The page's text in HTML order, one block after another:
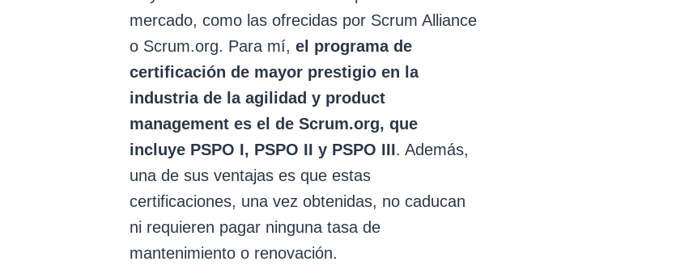
mercado, como las ofrecidas por Scrum Alliance
o Scrum.org. Para mí, el programa de
certificación de mayor prestigio en la
industria de la agilidad y product
management es el de Scrum.org, que
incluye PSPO I, PSPO II y PSPO III. Además,
una de sus ventajas es que estas
certificaciones, una vez obtenidas, no caducan
ni requieren pagar ninguna tasa de
mantenimiento o renovación.